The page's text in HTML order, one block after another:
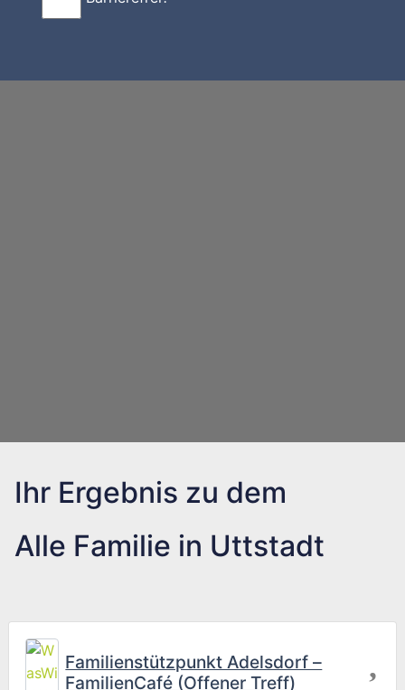
Ihr Ergebnis zu dem
Alle Familie in Uttstadt
Familienstützpunkt Adelsdorf –
FamilienCafé (Offener Treff)